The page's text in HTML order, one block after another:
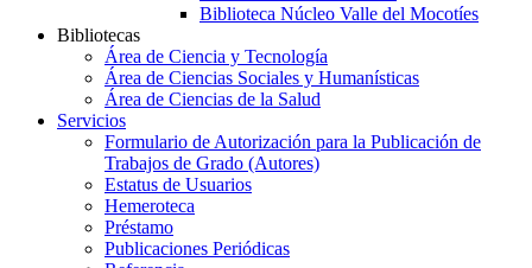
Biblioteca Núcleo Valle del Mocotíes
Bibliotecas
Área de Ciencia y Tecnología
Área de Ciencias Sociales y Humanísticas
Área de Ciencias de la Salud
Servicios
Formulario de Autorización para la Publicación de
Trabajos de Grado (Autores)
Estatus de Usuarios
Hemeroteca
Préstamo
Publicaciones Periódicas